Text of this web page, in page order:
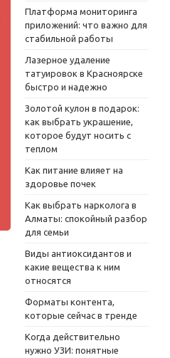
Платформа мониторинга
приложений: что важно для
стабильной работы
Лазерное удаление
татуировок в Красноярске
быстро и надежно
Золотой кулон в подарок:
как выбрать украшение,
которое будут носить с
теплом
Как питание влияет на
здоровье почек
Как выбрать нарколога в
Алматы: спокойный разбор
для семьи
Виды антиоксидантов и
какие вещества к ним
относятся
Форматы контента,
которые сейчас в тренде
Когда действительно
нужно УЗИ: понятные